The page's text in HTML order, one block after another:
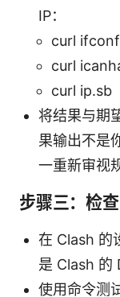
IP：
curl
curl
curl ip.sb
将结果与期
果输出不是
一重新审视
步骤三：检
在 Clash 的
是 Clash 的
使用命令测